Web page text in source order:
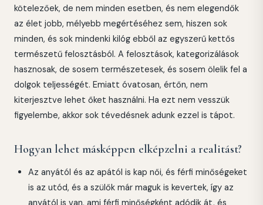
kötelezőek, de nem minden esetben, és nem elegendők
az élet jobb, mélyebb megértéséhez sem, hiszen sok
minden, és sok mindenki kilóg ebből az egyszerű kettős
természetű felosztásból. A felosztások, kategorizálások
hasznosak, de sosem természetesek, és sosem ölelik fel a
dolgok teljességét. Emiatt óvatosan, értőn, nem
kiterjesztve lehet őket használni. Ha ezt nem vesszük
figyelembe, akkor sok tévedésnek adunk ezzel is tápot.
Hogyan lehet másképpen elképzelni a realitást?
Az anyától és az apától is kap női, és férfi minőségeket
is az utód, és a szülők már maguk is kevertek, így az